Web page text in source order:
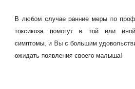
В любом случае ранние меры по
токсикоза помогут в той или
симптомы, и Вы с большим
ожидать появления своего малыша!